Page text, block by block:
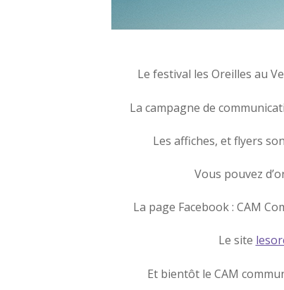
Le festival les Oreilles au
La campagne de
Les affiches, et flyers
Vous pouvez
La page Facebook : CAM
Le site
Et bientôt le CAM